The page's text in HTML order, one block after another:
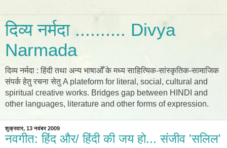
दिव्य नर्मदा .......... Divya
Narmada
दिव्य नर्मदा : हिंदी तथा अन्य भाषाओँ के मध्य साहित्यिक-सांस्कृतिक-सामाजिक
संपर्क हेतु रचना सेतु A plateform for literal, social, cultural and
spiritual creative works. Bridges gap between HINDI and
other languages, literature and other forms of expression.
शुक्रवार, 13 नवंबर 2009
नवगीत: हिंद और/ हिंदी की जय हो... संजीव 'सलिल'